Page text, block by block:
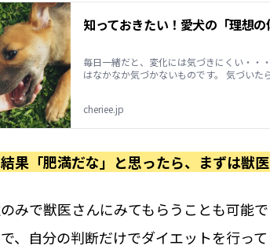
知っておきたい！愛犬の「理想
毎日一緒だと、変化には気づきにくい・・
はなかなか気づかないものです。 気づいた
cheriee.jp
果「肥満だな」と思ったら、 まずは獣
みで獣医さんにみてもらうことも可能で
、自分の判断だけでダイエットを行って